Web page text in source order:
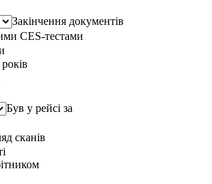
Закінчення документів
CES-тестами
Був у рейсі за
сканів